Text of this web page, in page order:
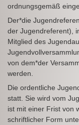
ordnungsgemäß
Der*die
der Jugendreferent),
Mitglied des
von dem*der
werden.
Die ordentliche
statt. Sie wird vom
ist mit einer Frist von
schriftlicher Form